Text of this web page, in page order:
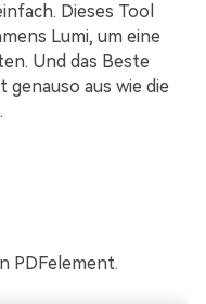
Dieses Tool
Lumi, um eine
Und das Beste
aus wie die
PDFelement.